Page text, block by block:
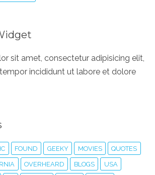
sit amet, consectetur adipisicing elit,
incididunt ut labore et dolore
FOUND GEEKY MOVIES QUOTES
OVERHEARD BLOGS USA